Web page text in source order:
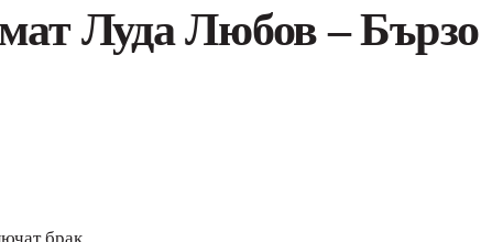
Луда Любов –